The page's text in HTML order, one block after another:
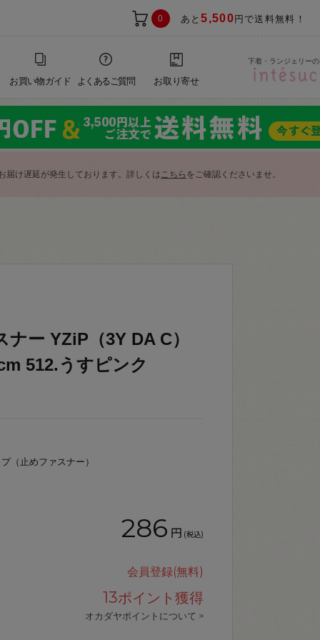
0 あと5,500 円で送料無料！
お買い物ガイド よくあるご質問 お取り寄せ
下着・ランジェリー
届け遅延が発生しております。詳しくはこちら をご確認くださいませ。
ー YZiP（3Y DA C）
512.うすピンク
（止めファスナー）
286 円 (税込)
会員登録(無料)
13ポイント獲得
オカダヤポイントについて >